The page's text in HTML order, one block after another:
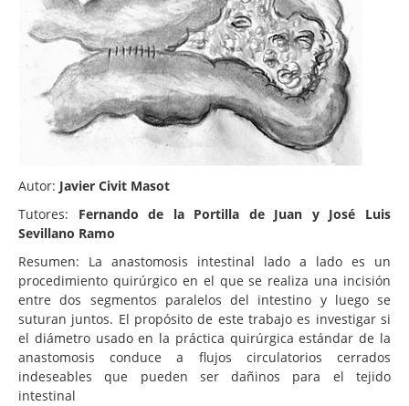
Autor: Javier Civit Masot
Tutores: Fernando de la Portilla de Juan y José Luis
Sevillano Ramo
Resumen: La anastomosis intestinal lado a lado es un
procedimiento quirúrgico en el que se realiza una incisión
entre dos segmentos paralelos del intestino y luego se
suturan juntos. El propósito de este trabajo es investigar si
el diámetro usado en la práctica quirúrgica estándar de la
anastomosis conduce a flujos circulatorios cerrados
indeseables que pueden ser dañinos para el tejido
intestinal